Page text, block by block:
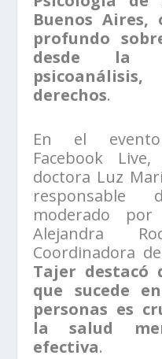
Buenos
profundo
desde la
derechos.
En el
Facebook
doctora Luz
responsable
moderado
Alejandra
Coordinadora
Tajer destacó
que sucede
personas es
la salud
efectiva.